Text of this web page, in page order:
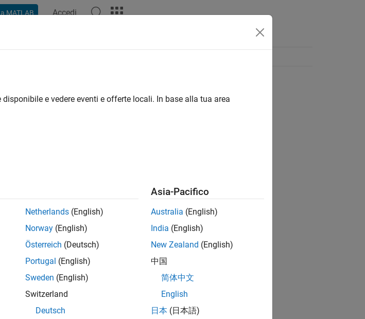
MATLAB Accedi
e vedere eventi e offerte locali. In base alla tua area
Netherlands (English)
Norway (English)
Österreich (Deutsch)
Portugal (English)
Sweden (English)
Switzerland
Deutsch
Asia-Pacifico
Australia (English)
India (English)
New Zealand (English)
中国
简体中文
English
日本 (日本語)